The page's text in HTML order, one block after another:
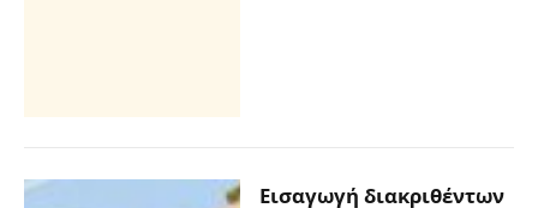
Εισαγωγή διακριθέντων